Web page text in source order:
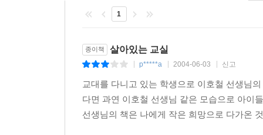
1
종이책 살아있는 교실
p*****a 2004-06-03 신고
교대를 다니고 있는 학생으로 이호철 선생님
다면 과연 이호철 선생님 같은 모습으로 아이
선생님의 책은 나에게 작은 희망으로 다가온